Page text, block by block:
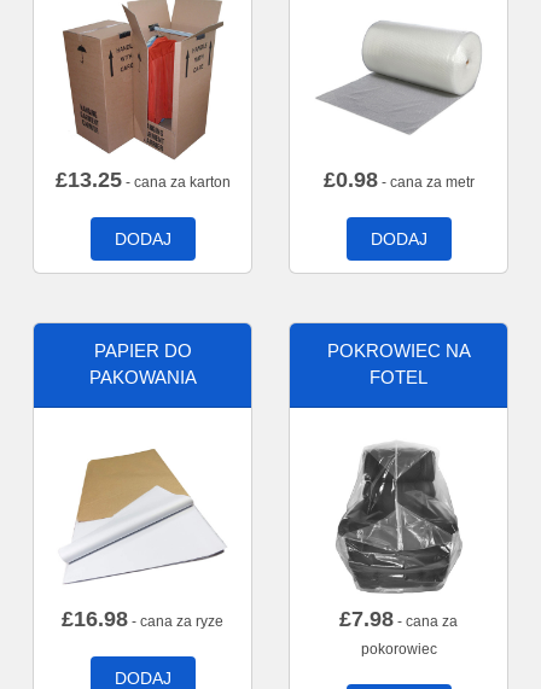
£13.25- cana za karton
DODAJ
£0.98- cana za metr
DODAJ
PAPIER DO
PAKOWANIA
£16.98 - cana za ryze
DODAJ
POKROWIEC NA
FOTEL
£7.98 - cana za
pokorowiec